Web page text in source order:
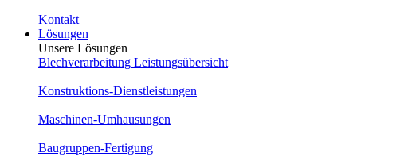
Kontakt
Lösungen
Unsere Lösungen
Blechverarbeitung Leistungsübersicht
Konstruktions-Dienstleistungen
Maschinen-Umhausungen
Baugruppen-Fertigung